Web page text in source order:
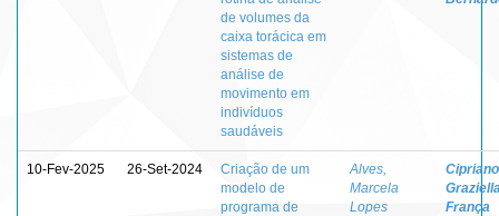
de volumes da
caixa torácica em
sistemas de
análise de
movimento em
indivíduos
saudáveis
10-Fev-2025 26-Set-2024
Criação de um
modelo de
programa de
Alves,
Marcela
Lopes
França